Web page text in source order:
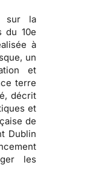
sur la
du 10e
à
un
et
terre
décrit
et
de
Dublin
les